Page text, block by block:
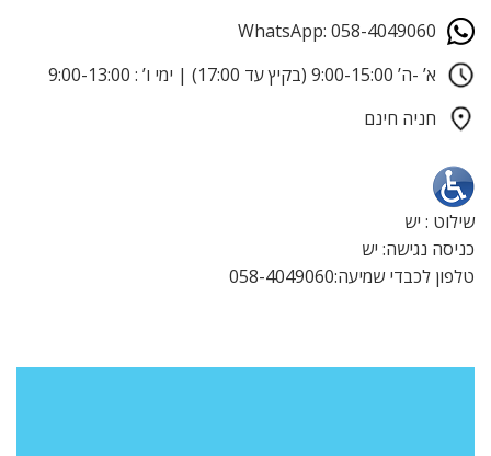
WhatsApp: 058-4049060
א’ -ה’ 9:00-15:00 (בקיץ עד 17:00) | ימי ו’ : 9:00-13:00
חניה חינם
שילוט : יש
כניסה נגישה: יש
טלפון לכבדי שמיעה:058-4049060